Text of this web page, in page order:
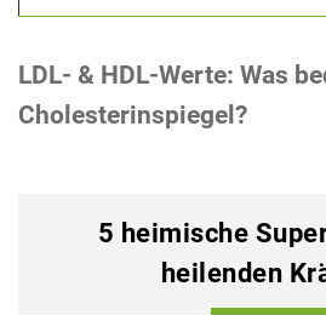
LDL- & HDL-Werte: Was
Cholesterinspiegel?